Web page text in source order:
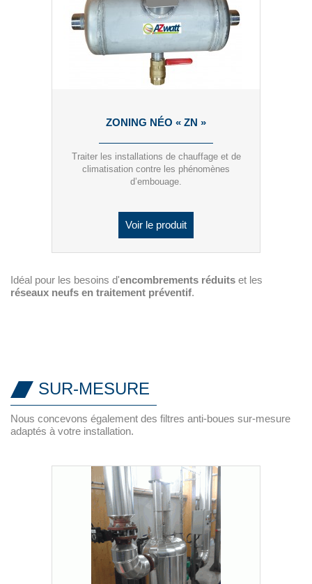
ZONING NÉO « ZN »
Traiter les installations de chauffage et de
climatisation contre les phénomènes
d’embouage.
Voir le produit
Idéal pour les besoins d'encombrements réduits et les
réseaux neufs en traitement préventif.
SUR-MESURE
Nous concevons également des filtres anti-boues sur-mesure
adaptés à votre installation.